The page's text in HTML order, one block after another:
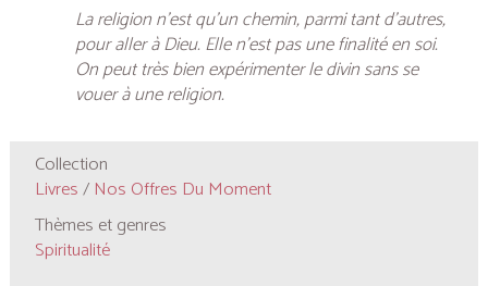
La religion n’est qu’un chemin, parmi tant d’autres,
pour aller à Dieu. Elle n’est pas une finalité en soi.
On peut très bien expérimenter le divin sans se
vouer à une religion.
Collection
Livres/ Nos Offres Du Moment
Thèmes et genres
Spiritualité